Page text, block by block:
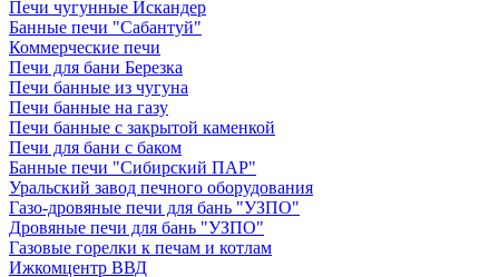
Печи чугунные Искандер
Банные печи "Сабантуй"
Коммерческие печи
Печи для бани Березка
Печи банные из чугуна
Печи банные на газу
Печи банные с закрытой каменкой
Печи для бани с баком
Банные печи "Сибирский ПАР"
Уральский завод печного оборудования
Газо-дровяные печи для бань "УЗПО"
Дровяные печи для бань "УЗПО"
Газовые горелки к печам и котлам
Ижкомцентр ВВД